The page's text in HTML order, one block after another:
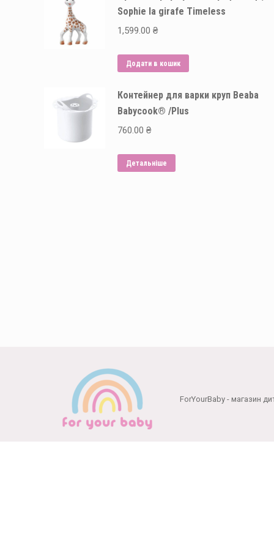
Sophie la girafe Timeless
1,599.00 ₴
Додати в кошик
Контейнер для варки круп Beaba
Babycook® /Plus
760.00 ₴
Детальніше
ForYourBaby - магазин